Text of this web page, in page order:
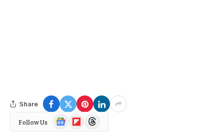
Share
Follow Us
Google
News
FlipboardThreads